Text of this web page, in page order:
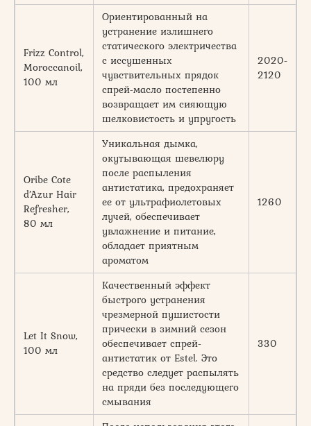
Frizz Control,
Moroccanoil,
100 мл
Ориентированный на
устранение излишнего
статического электричества
с иссушенных
чувствительных прядок
спрей-масло постепенно
возвращает им сияющую
шелковистость и упругость
2020-
2120
Oribe Cote
d’Azur Hair
Refresher,
80 мл
Уникальная дымка,
окутывающая шевелюру
после распыления
антистатика, предохраняет
ее от ультрафиолетовых
лучей, обеспечивает
увлажнение и питание,
обладает приятным
ароматом
1260
Let It Snow,
100 мл
Качественный эффект
быстрого устранения
чрезмерной пушистости
прически в зимний сезон
обеспечивает спрей-
антистатик от Estel. Это
средство следует распылять
на пряди без последующего
смывания
330